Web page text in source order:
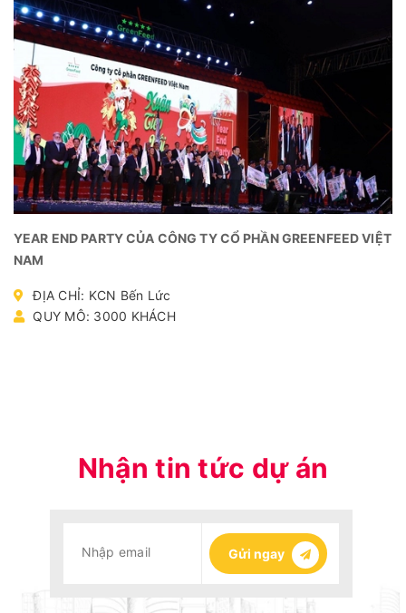
YEAR END PARTY CỦA CÔNG TY CỔ PHẦN GREENFEED VIỆT
NAM
ĐỊA CHỈ: KCN Bến Lức
QUY MÔ: 3000 KHÁCH
Nhận tin tức dự án
Gửi ngay